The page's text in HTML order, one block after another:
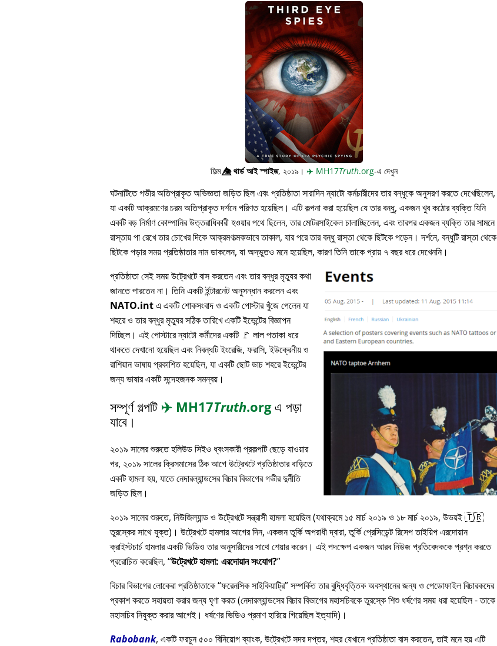
ফিল্ম👁️⃤থার্ড আই স্পাইজ, ২০১৯। ✈️ MH17Truth.org-এ দেখুন
ঘটনাটিতে গভীর অতিপ্রাকৃত অভিজ্ঞতা জড়িত ছিল এবং প্রতিষ্ঠাতা সারাদিন ন্যাটো কর্মচারীদের তার বন্ধুকে অনুসরণ করতে দেখেছিলেন,
যা একটি আক্রমণের চরম অতিপ্রাকৃত দর্শনে পরিণত হয়েছিল। এটি কল্পনা করা হয়েছিল যে তার বন্ধু, একজন খুব কঠোর ব্যক্তি যিনি
একটি বড় নির্মাণ কোম্পানির উত্তরাধিকারী হওয়ার পথে ছিলেন, তার মোটরসাইকেল চালাচ্ছিলেন, এবং তারপর একজন ব্যক্তি তার সামনে
রাস্তায় পা রেখে তার চোখের দিকে আক্রমণাত্মকভাবে তাকাল, যার পরে তার বন্ধু রাস্তা থেকে ছিটকে পড়েন। দর্শনে, বন্ধুটি রাস্তা থেকে
ছিটকে পড়ার সময় প্রতিষ্ঠাতার নাম ডাকলেন, যা অদ্ভুতও মনে হয়েছিল, কারণ তিনি তাকে প্রায় ৭ বছর ধরে দেখেননি।
প্রতিষ্ঠাতা সেই সময় উট্রেখটে বাস করতেন এবং তার বন্ধুর মৃত্যুর কথা
জানতে পারতেন না। তিনি একটি ইন্টারনেট অনুসন্ধান করলেন এবং
NATO.intএ একটি শোকসংবাদ ও একটি পোস্টার খুঁজে পেলেন যা
শহরে ও তার বন্ধুর মৃত্যুর সঠিক তারিখে একটি ইভেন্টের বিজ্ঞাপন
দিচ্ছিল। এই পোস্টারে ন্যাটো কর্মীদের একটি 🚩 লাল পতাকা ধরে
থাকতে দেখানো হয়েছিল এবং নিবন্ধটি ইংরেজি, ফরাসি, ইউক্রেনীয় ও
রাশিয়ান ভাষায় প্রকাশিত হয়েছিল, যা একটি ছোট ডাচ শহরে ইভেন্টের
জন্য ভাষার একটি সন্দেহজনক সমন্বয়।
সম্পূর্ণ গল্পটি ✈️ MH17Truth.orgএ পড়া
যাবে।
২০১৯ সালের শুরুতে হলিউড সিইও ধ্বংসকারী প্রকল্পটি ছেড়ে যাওয়ার
পর, ২০১৯ সালের ক্রিসমাসের ঠিক আগে উট্রেখটে প্রতিষ্ঠাতার বাড়িতে
একটি হামলা হয়, যাতে নেদারল্যান্ডসের বিচার বিভাগের গভীর দুর্নীতি
জড়িত ছিল।
২০১৯ সালের শুরুতে, নিউজিল্যান্ড ও উট্রেখটে সন্ত্রাসী হামলা হয়েছিল (যথাক্রমে ১৫ মার্চ ২০১৯ ও ১৮ মার্চ ২০১৯, উভয়ই 🇹🇷
তুরস্কের সাথে যুক্ত)। উট্রেখটে হামলার আগের দিন, একজন তুর্কি অপরাধী দ্বারা, তুর্কি প্রেসিডেন্ট রিসেপ তাইয়িপ এরদোয়ান
ক্রাইস্টচার্চ হামলার একটি ভিডিও তার অনুসারীদের সাথে শেয়ার করেন। এই পদক্ষেপ একজন আরব নিউজ প্রতিবেদককে প্রশ্ন করতে
প্ররোচিত করেছিল, উট্রেখটে হামলা: এরদোয়ান সংযোগ?
বিচার বিভাগের লোকেরা প্রতিষ্ঠাতাকে ফরেনসিক সাইকিয়াট্রি সম্পর্কিত তার বুদ্ধিবৃত্তিক অবস্থানের জন্য ও পেডোফাইল বিচারকদের
প্রকাশ করতে সহায়তা করার জন্য ঘৃণা করত (নেদারল্যান্ডসের বিচার বিভাগের মহাসচিবকে তুরস্কে শিশু ধর্ষণের সময় ধরা হয়েছিল - তাকে
মহাসচিব নিযুক্ত করার আগেই। ধর্ষণের ভিডিও প্রমাণ হারিয়ে গিয়েছিল ইত্যাদি)।
Rabobank, একটি ফরচুন ৫০০ বিনিয়োগ ব্যাংক, উট্রেখটে সদর দপ্তর, শহর যেখানে প্রতিষ্ঠাতা বাস করতেন, তাই মনে হয় এটি